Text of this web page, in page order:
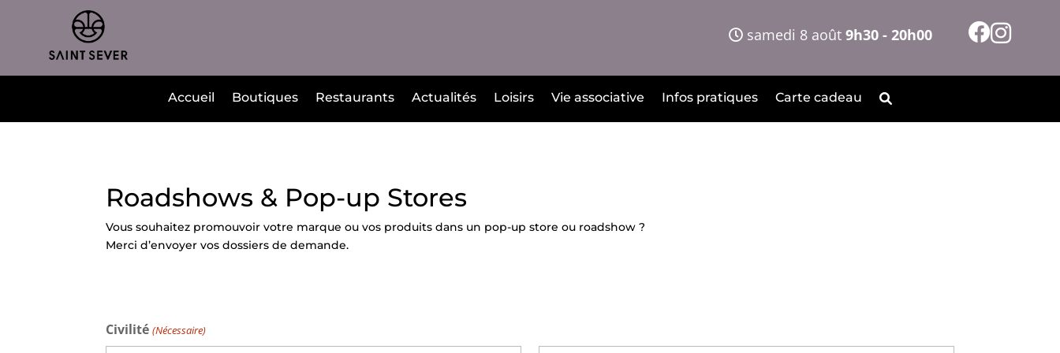
samedi 8 août 9h30 - 20h00
Accueil Boutiques Restaurants Actualités Loisirs Vie associative Infos pratiques Carte cadeau
Roadshows & Pop-up Stores
Vous souhaitez promouvoir votre marque ou vos produits dans un pop-up store ou roadshow ?
Merci d’envoyer vos dossiers de demande.
Civilité (Nécessaire)